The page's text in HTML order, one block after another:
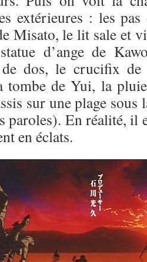
extérieures : les
Misato, le lit sale et
d’ange de
dos, le crucifix de
tombe de Yui, la
sur une plage
paroles). En réalité, il
en éclats.